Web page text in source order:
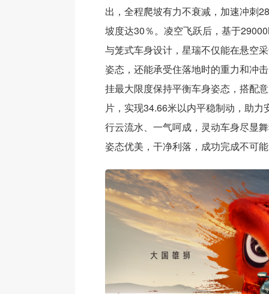
出，全程爬坡有力不衰减，加速冲刺
坡度达30％。凌空飞跃后，基于
与笼式车身设计，星瑞不仅能在悬空
姿态，还能承受住落地时的重力和冲
挂最大限度保持平衡车身姿态，搭配
片，实现34.66米以内平稳制动，助力
行云流水、一气呵成，灵动车身尽显
姿态优美，干净利落，成功完成不可